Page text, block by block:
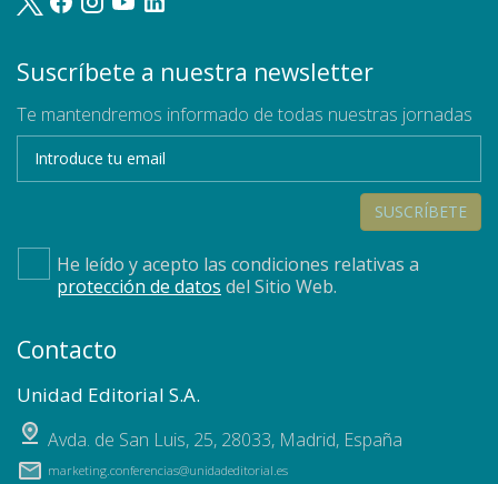
Suscríbete a nuestra newsletter
Te mantendremos informado de todas nuestras jornadas
SUSCRÍBETE
He leído y acepto las condiciones relativas a
protección de datos del Sitio Web.
Contacto
Unidad Editorial S.A.
Avda. de San Luis, 25, 28033, Madrid, España
marketing.conferencias@unidadeditorial.es